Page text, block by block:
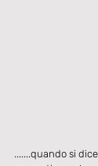
.......quando si